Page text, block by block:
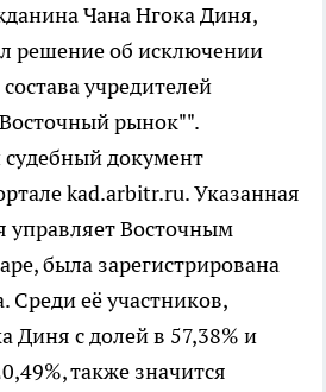
Чана Нгока Диня,
решение об исключении
учредителей
рынок"".
документ
kad.arbitr.ru. Указанная
управляет Восточным
была зарегистрирована
Среди её участников,
Диня с долей в 57,38% и
также значится